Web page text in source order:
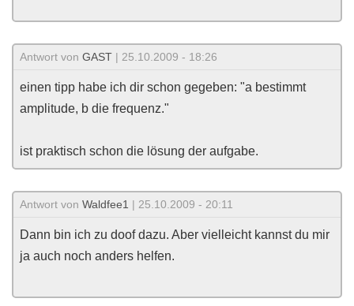
Antwort von GAST | 25.10.2009 - 18:26
einen tipp habe ich dir schon gegeben: "a bestimmt
amplitude, b die frequenz."
ist praktisch schon die lösung der aufgabe.
Antwort von Waldfee1 | 25.10.2009 - 20:11
Dann bin ich zu doof dazu. Aber vielleicht kannst du mir
ja auch noch anders helfen.